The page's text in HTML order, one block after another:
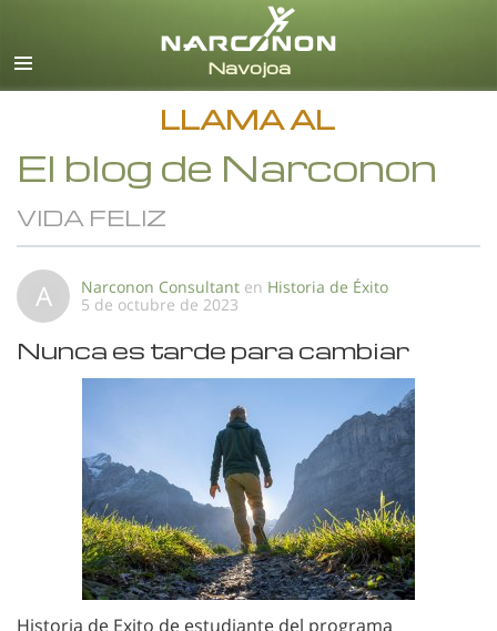
Español
Todas las Regiones/Idiomas
LLAMA AL
El blog de Narconon
VIDA FELIZ
A Narconon Consultant en Historia de Éxito
5 de octubre de 2023
Nunca es tarde para cambiar
Historia de Exito de estudiante del programa